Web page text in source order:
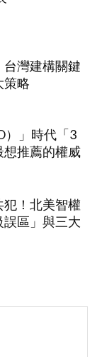
灣建構關鍵
策略
）」時代「3
推薦的權威
！北美智權
區」與三大